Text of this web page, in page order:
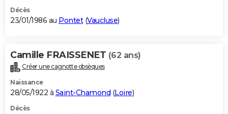
Décès
23/01/1986 au Pontet(Vaucluse)
Camille FRAISSENET (62 ans)
Créer une cagnotte obsèques
Naissance
28/05/1922 à Saint-Chamond (Loire)
Décès